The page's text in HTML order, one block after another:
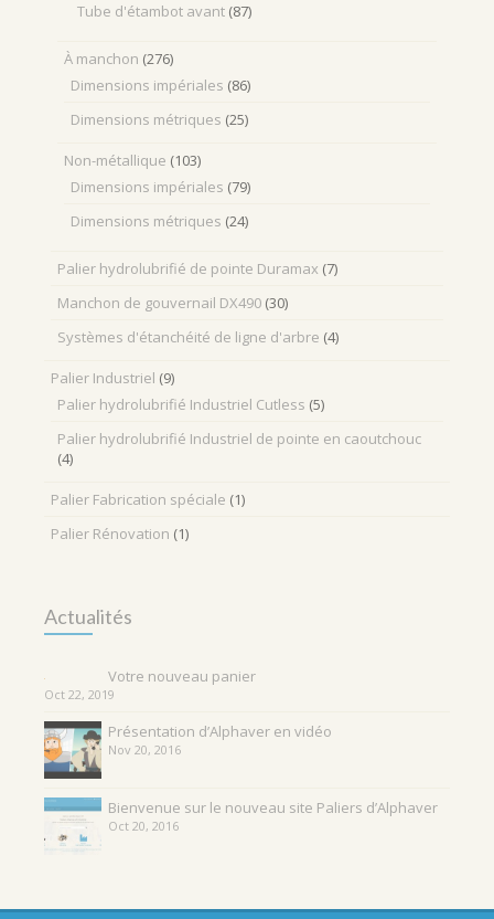
Tube d'étambot avant (87)
À manchon (276)
Dimensions impériales (86)
Dimensions métriques (25)
Non-métallique (103)
Dimensions impériales (79)
Dimensions métriques (24)
Palier hydrolubrifié de pointe Duramax (7)
Manchon de gouvernail DX490 (30)
Systèmes d'étanchéité de ligne d'arbre (4)
Palier Industriel (9)
Palier hydrolubrifié Industriel Cutless (5)
Palier hydrolubrifié Industriel de pointe en caoutchouc
(4)
Palier Fabrication spéciale (1)
Palier Rénovation (1)
Actualités
Votre nouveau panier
Oct 22, 2019
Présentation d’Alphaver en vidéo
Nov 20, 2016
Bienvenue sur le nouveau site Paliers d’Alphaver
Oct 20, 2016